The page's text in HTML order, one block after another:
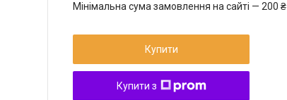
Мінімальна сума замовлення на сайті — 200 ₴
Купити
Купити з